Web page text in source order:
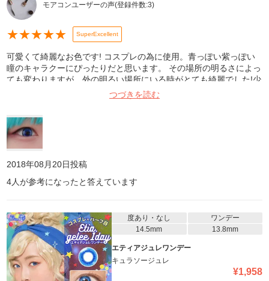
モアコンユーザーの声(登録件数:3)
★★★★★ SuperExcellent
可愛くて綺麗なお色です! コスプレの為に使用。青っぽい紫っぽい
瞳のキャラクーにぴったりだと思います。 その場所の明るさによっ
ても変わりますが、外の明るい場所にいる時がとても綺麗でした!少
し暗い所で写真を撮るとあんまり発色しないかな…といった感じ。
つづきを読む
2018年08月20日投稿
4人が参考になったと答えています
度あり・なし
ワンデー
14.5mm
13.8mm
エティアジュレワンデー
キュラソージュレ
¥1,958